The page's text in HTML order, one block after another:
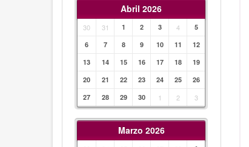
Abril 2026
30 31 1 2 3 4
5
6
7 8 9 10 11
12
13
14 15 16 17 18
19
20
21 22 23 24 25
26
27
28 29 30 1 2 3
Marzo 2026